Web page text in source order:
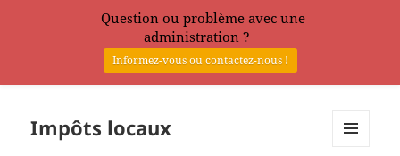
Impôts locaux
Question ou problème avec une
administration ?
Informez-vous ou contactez-nous !